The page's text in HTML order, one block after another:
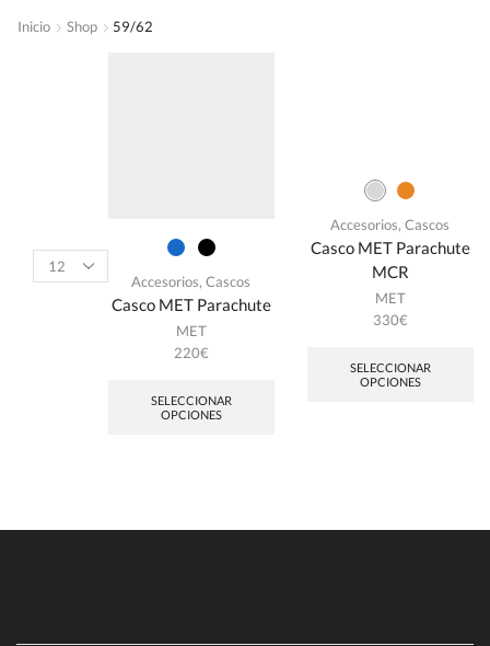
Inicio Shop 59/62
Accesorios,Cascos
Casco MET Parachute
MET
220€
SELECCIONAR
OPCIONES
Accesorios,Cascos
Casco MET Parachute
MCR
MET
330€
SELECCIONAR
OPCIONES